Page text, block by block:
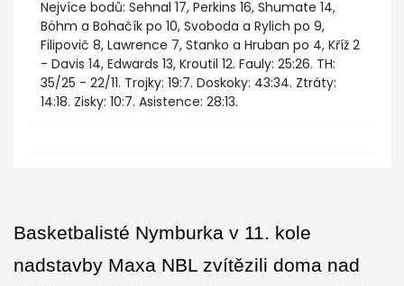
Nejvíce bodů: Sehnal 17, Perkins 16, Shumate 14,
Böhm a Bohačík po 10, Svoboda a Rylich po 9,
Filipovič 8, Lawrence 7, Stanko a Hruban po 4, Kříž 2
- Davis 14, Edwards 13, Kroutil 12. Fauly: 25:26. TH:
35/25 - 22/11. Trojky: 19:7. Doskoky: 43:34. Ztráty:
14:18. Zisky: 10:7. Asistence: 28:13.
Basketbalisté Nymburka v 11. kole
nadstavby Maxa NBL zvítězili doma nad